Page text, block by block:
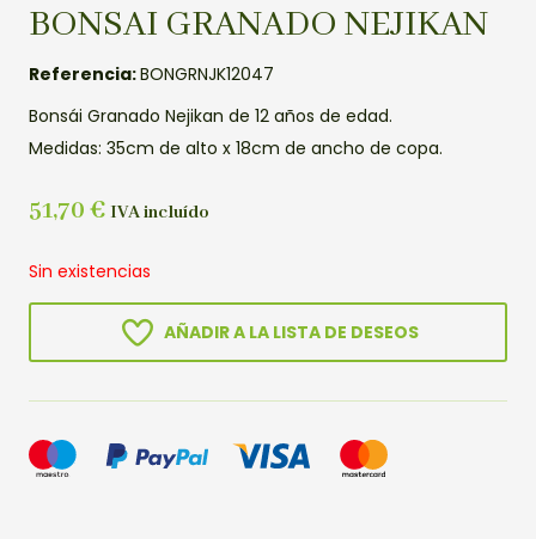
BONSAI GRANADO NEJIKAN
Referencia:BONGRNJK12047
Bonsái Granado Nejikan de 12 años de edad.
Medidas: 35cm de alto x 18cm de ancho de copa.
51,70 € IVA incluído
Sin existencias
AÑADIR A LA LISTA DE DESEOS